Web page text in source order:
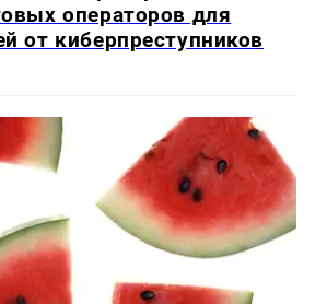
операторов для
от киберпреступников